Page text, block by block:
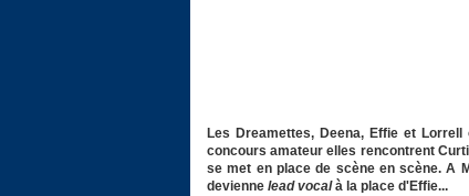
Les Dreamettes, Deena, Effie et
concours amateur elles rencontrent
se met en place de scène en scène. A
devienne lead vocalà la place d'Effie...